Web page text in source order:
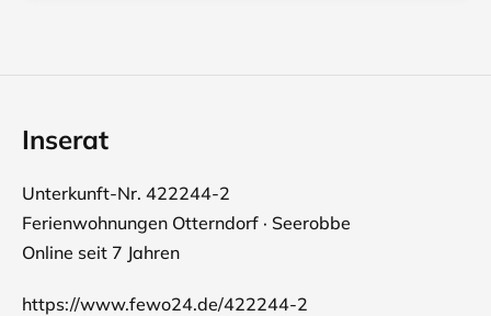
Inserat
Unterkunft-Nr. 422244-2
Ferienwohnungen Otterndorf · Seerobbe
Online seit 7 Jahren
https://www.fewo24.de/422244-2